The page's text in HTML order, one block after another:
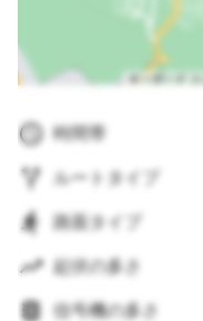
時間帯
ルートタイプ
路面タイプ
起伏の多さ
信号機の多さ